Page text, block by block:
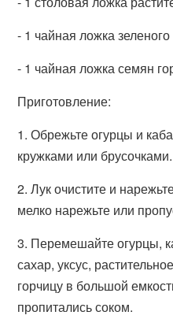
- 1 чайная ложка
- 1 чайная ложка семян
Приготовление:
1. Обрежьте огурцы и
кружками или брусочками.
2. Лук очистите и
мелко нарежьте или
3. Перемешайте огурцы,
сахар, уксус,
горчицу в большой
пропитались соком.